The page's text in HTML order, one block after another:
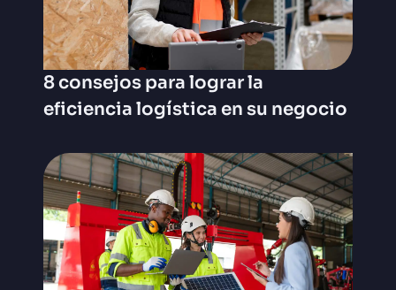
8 consejos para lograr la
eficiencia logística en su negocio